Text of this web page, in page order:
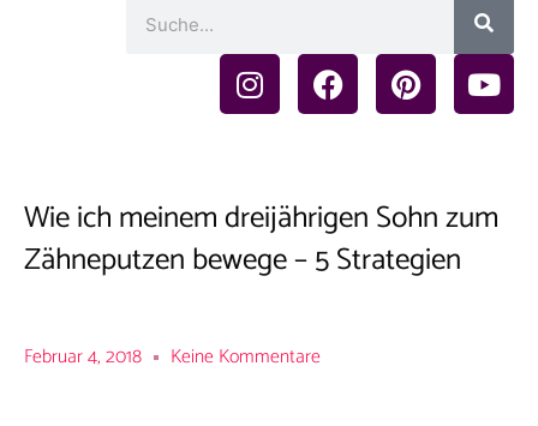
I
n
s
g
r
a
F
a
c
o
o
k
P
i
n
r
e
s
Y
o
u
b
Wie ich meinem dreijährigen Sohn zum
Zähneputzen bewege – 5 Strategien
Februar 4, 2018 Keine Kommentare